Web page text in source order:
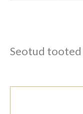
Seotud tooted